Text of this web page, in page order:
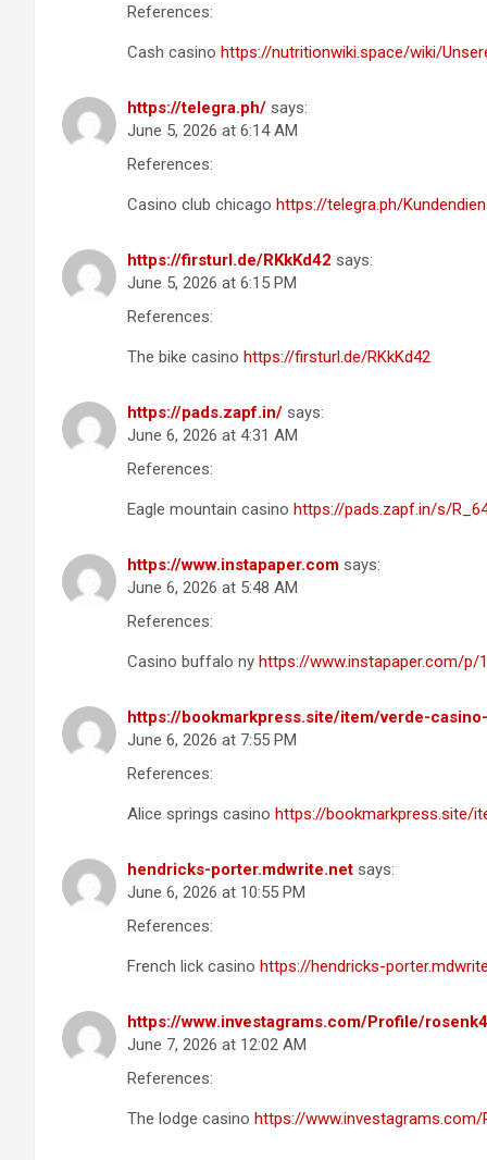
References:
Cash casino https://nutritionwiki.space/wiki/
https://telegra.ph/ says:
June 5, 2026 at 6:14 AM
References:
Casino club chicago https://telegra.ph/
https://firsturl.de/RKkKd42 says:
June 5, 2026 at 6:15 PM
References:
The bike casino https://firsturl.de/RKkKd42
https://pads.zapf.in/ says:
June 6, 2026 at 4:31 AM
References:
Eagle mountain casino https://pads.zapf.in/s/
https://www.instapaper.com says:
June 6, 2026 at 5:48 AM
References:
Casino buffalo ny https://www.instapaper.com/p/
https://bookmarkpress.site/item/verde-
June 6, 2026 at 7:55 PM
References:
Alice springs casino https://bookmarkpress.site/
hendricks-porter.mdwrite.net says:
June 6, 2026 at 10:55 PM
References:
French lick casino https://hendricks-
https://www.investagrams.com/Profile/
June 7, 2026 at 12:02 AM
References:
The lodge casino https://